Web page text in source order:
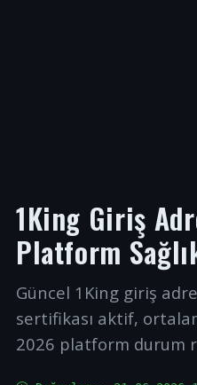
1King Giriş
Platform
Güncel 1King giriş
sertifikası aktif,
2026 platform durum